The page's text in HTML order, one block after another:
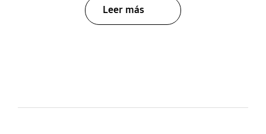
Leer más